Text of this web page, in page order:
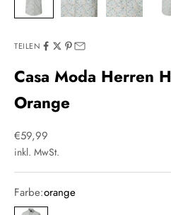
TEILEN
Casa Moda Herren
Orange
Angebot
€59,99
inkl. MwSt.
Farbe:orange